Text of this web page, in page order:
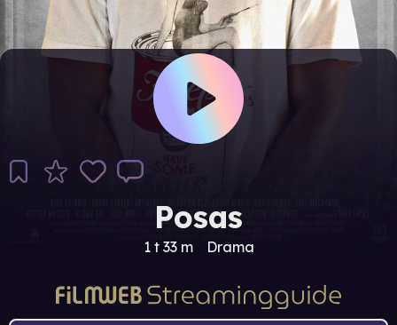
Posas
1 t 33 m Drama